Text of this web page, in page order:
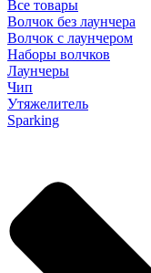
Все товары
Волчок без лаунчера
Волчок с лаунчером
Наборы волчков
Лаунчеры
Чип
Утяжелитель
Sparking